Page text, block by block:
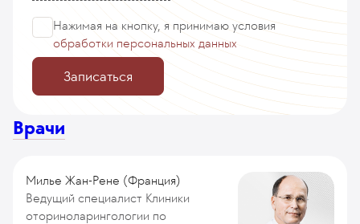
Нажимая на кнопку, я принимаю условия
обработки персональных данных
Записаться
Врачи
Милье Жан-Рене (Франция)
Ведущий специалист Клиники
оториноларингологии по